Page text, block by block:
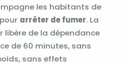
les habitants de
pour arrêter de fumer. La
libère de la dépendance
de 60 minutes, sans
sans effets